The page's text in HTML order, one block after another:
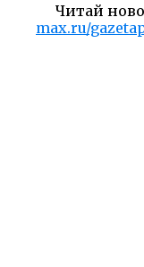
Читай
max.ru/